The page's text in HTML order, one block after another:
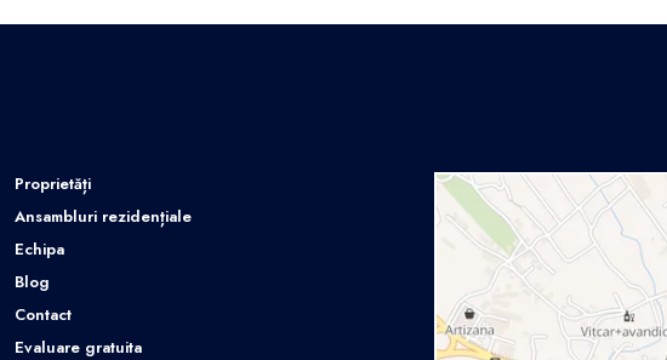
Proprietăți
Ansambluri rezidențiale
Echipa
Blog
Contact
Evaluare gratuita